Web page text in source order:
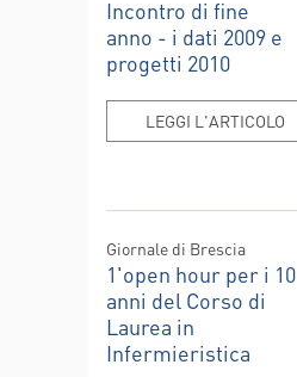
Incontro di fine
anno - i dati 2009 e
progetti 2010
LEGGI L'ARTICOLO
Giornale di Brescia
1'open hour per i 10
anni del Corso di
Laurea in
Infermieristica